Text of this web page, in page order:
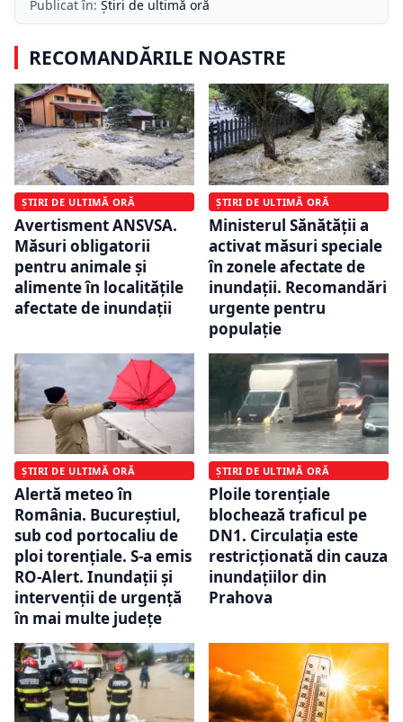
Publicat în: Știri de ultimă oră
RECOMANDĂRILE NOASTRE
ȘTIRI DE ULTIMĂ ORĂ
Avertisment ANSVSA.
Măsuri obligatorii
pentru animale și
alimente în localitățile
afectate de inundații
ȘTIRI DE ULTIMĂ ORĂ
Ministerul Sănătății a
activat măsuri speciale
în zonele afectate de
inundații. Recomandări
urgente pentru
populație
ȘTIRI DE ULTIMĂ ORĂ
Alertă meteo în
România. Bucureștiul,
sub cod portocaliu de
ploi torențiale. S-a emis
RO-Alert. Inundații și
intervenții de urgență
în mai multe județe
ȘTIRI DE ULTIMĂ ORĂ
Ploile torențiale
blochează traficul pe
DN1. Circulația este
restricționată din cauza
inundațiilor din
Prahova